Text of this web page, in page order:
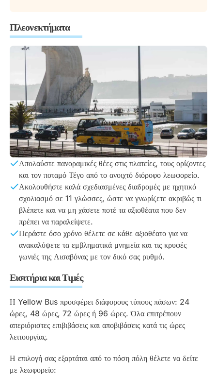
Πλεονεκτήματα
Απολαύστε πανοραμικές θέες στις πλατείες, τους ορίζοντες
και τον ποταμό Τέγο από το ανοιχτό διόροφο λεωφορείο.
Ακολουθήστε καλά σχεδιασμένες διαδρομές με ηχητικό
σχολιασμό σε 11 γλώσσες, ώστε να γνωρίζετε ακριβώς τι
βλέπετε και να μη χάσετε ποτέ τα αξιοθέατα που δεν
πρέπει να παραλείψετε.
Περάστε όσο χρόνο θέλετε σε κάθε αξιοθέατο για να
ανακαλύψετε τα εμβληματικά μνημεία και τις κρυφές
γωνιές της Λισαβόνας με τον δικό σας ρυθμό.
Εισιτήρια και Τιμές
Η Yellow Bus προσφέρει διάφορους τύπους πάσων: 24
ώρες, 48 ώρες, 72 ώρες ή 96 ώρες. Όλα επιτρέπουν
απεριόριστες επιβιβάσεις και αποβιβάσεις κατά τις ώρες
λειτουργίας.
Η επιλογή σας εξαρτάται από το πόση πόλη θέλετε να δείτε
με λεωφορείο: